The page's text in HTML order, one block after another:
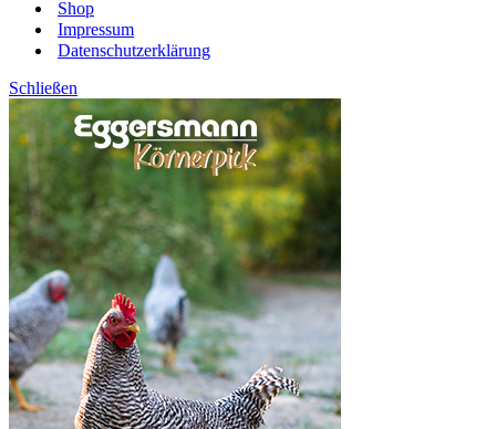
Shop
Impressum
Datenschutzerklärung
Schließen